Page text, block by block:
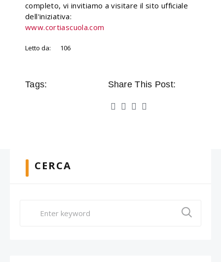
completo, vi invitiamo a visitare il sito ufficiale
dell'iniziativa:
www.cortiascuola.com
Letto da: 106
Tags: Share This Post:
CERCA